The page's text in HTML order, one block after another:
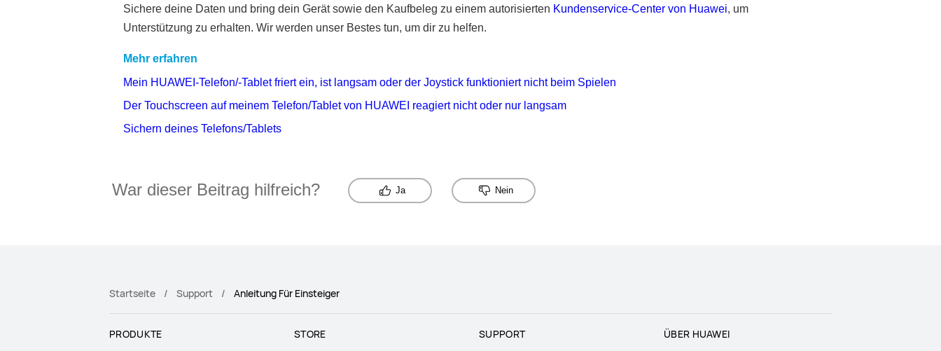
Sichere deine Daten und bring dein Gerät sowie den Kaufbeleg zu einem autorisierten Kundenservice-Center von Huawei, um
Unterstützung zu erhalten. Wir werden unser Bestes tun, um dir zu helfen.
Mehr erfahren
Mein HUAWEI-Telefon/-Tablet friert ein, ist langsam oder der Joystick funktioniert nicht beim Spielen
Der Touchscreen auf meinem Telefon/Tablet von HUAWEI reagiert nicht oder nur langsam
Sichern deines Telefons/Tablets
War dieser Beitrag hilfreich? Ja Nein
Startseite Support Anleitung Für Einsteiger
PRODUKTE STORE SUPPORT ÜBER HUAWEI